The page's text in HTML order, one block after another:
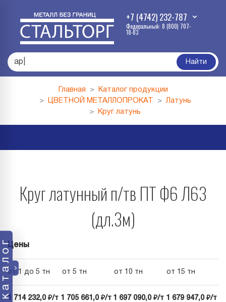
+7 (4742) 232-787
Федеральный: 8 (800) 707-
18-83
п| Найти
каталог
Главная
Каталог продукции
ЦВЕТНОЙ МЕТАЛЛОПРОКАТ
Латунь
Круг латунь
Круг латунный п/тв ПТ Ф6 Л63
(дл.3м)
Цены
от 1 до 5 тн от 5 тн от 10 тн от 15 тн
1 714 232,0 ₽/т 1 705 661,0 ₽/т 1 697 090,0 ₽/т 1 679 947,0 ₽/т